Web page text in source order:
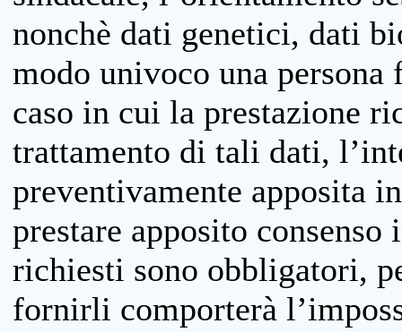
nonchè dati genetici, dati
modo univoco una
caso in cui la prestazione
trattamento di tali dati,
preventivamente apposita
prestare apposito
richiesti sono obbligatori,
fornirli comporterà